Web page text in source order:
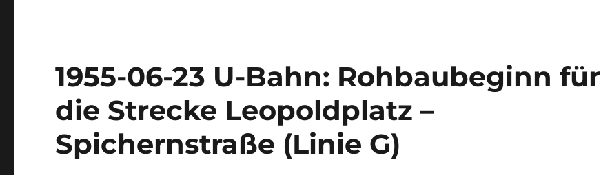
1955-06-23 U-Bahn: Rohbaubeginn für
die Strecke Leopoldplatz –
Spichernstraße (Linie G)